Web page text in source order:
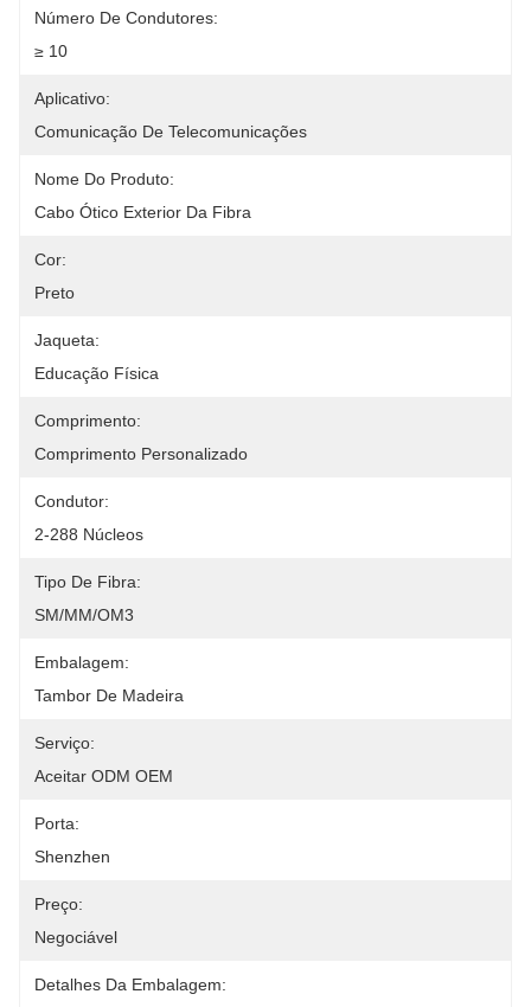
Número De Condutores:
≥ 10
Aplicativo:
Comunicação De Telecomunicações
Nome Do Produto:
Cabo Ótico Exterior Da Fibra
Cor:
Preto
Jaqueta:
Educação Física
Comprimento:
Comprimento Personalizado
Condutor:
2-288 Núcleos
Tipo De Fibra:
SM/MM/OM3
Embalagem:
Tambor De Madeira
Serviço:
Aceitar ODM OEM
Porta:
Shenzhen
Preço:
Negociável
Detalhes Da Embalagem: